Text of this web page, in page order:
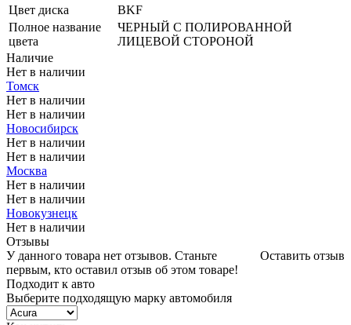
Цвет диска
BKF
Полное название
цвета
ЧЕРНЫЙ С ПОЛИРОВАННОЙ
ЛИЦЕВОЙ СТОРОНОЙ
Наличие
Нет в наличии
Томск
Нет в наличии
Нет в наличии
Новосибирск
Нет в наличии
Нет в наличии
Москва
Нет в наличии
Нет в наличии
Новокузнецк
Нет в наличии
Отзывы
Оставить отзыв
У данного товара нет отзывов. Станьте
первым, кто оставил отзыв об этом товаре!
Подходит к авто
Выберите подходящую марку автомобиля